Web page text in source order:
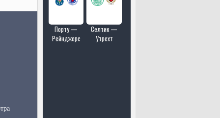
Порту —
Рейнджерс
Селтик —
Утрехт